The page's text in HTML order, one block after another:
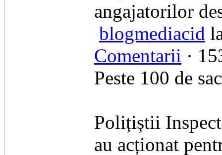
angajatorilor
blogmediacid
Comentarii ·
Peste 100 de
Polițiștii
au acționat